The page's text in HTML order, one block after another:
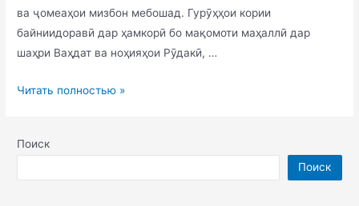
ва ҷомеаҳои мизбон мебошад. Гурӯҳҳои кории
байниидоравӣ дар ҳамкорӣ бо мақомоти маҳаллӣ дар
шаҳри Ваҳдат ва ноҳияҳои Рӯдакӣ, …
Читать полностью »
Поиск
Поиск